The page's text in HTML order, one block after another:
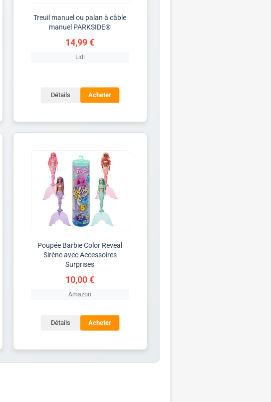
Treuil manuel ou palan à câble
manuel PARKSIDE®
14,99 €
Lidl
Détails Acheter
Poupée Barbie Color Reveal
Sirène avec Accessoires
Surprises
10,00 €
Amazon
Détails Acheter